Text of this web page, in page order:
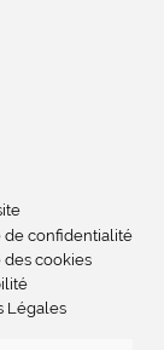
de confidentialité
des cookies
Légales